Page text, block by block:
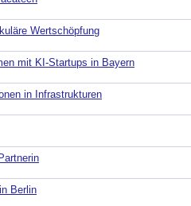
Wertschöpfung
mit KI-Startups in Bayern
in Infrastrukturen
Berlin